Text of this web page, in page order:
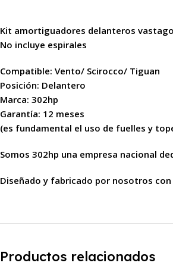
Kit amortiguadores delanteros
No incluye espirales
Compatible: Vento/ Scirocco/ Tiguan
Posición: Delantero
Marca: 302hp
Garantía: 12 meses
(es fundamental el uso de fuelles y
Somos 302hp una empresa nacional
Diseñado y fabricado por nosotros
Productos relacionados